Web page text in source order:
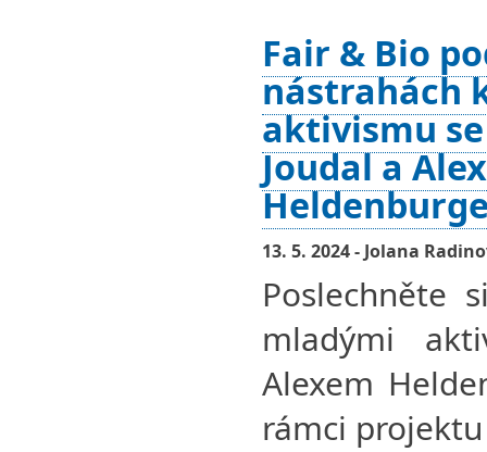
Fair & Bio
nástrahách
aktivismu
Joudal a
13. 5. 2024 - Jolana
Poslechněte
mladými
Alexem
rámci